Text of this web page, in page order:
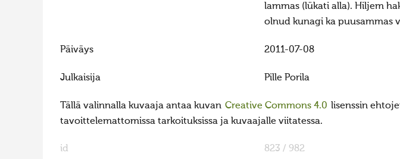
lammas (lükati alla). Hiljem
olnud kunagi ka puusammas
Päiväys 2011-07-08
Julkaisija Pille Porila
Tällä valinnalla kuvaaja antaa kuvan Creative Commons 4.0 lisenssin
tavoittelemattomissa tarkoituksissa ja kuvaajalle viitatessa.
id 823 / 982